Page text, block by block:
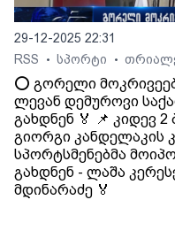
29-12-2025 22:31
RSS
• სპორტი •
⭕️ გორელი
ლევან დემუროვი
გახდნენ 🏅 📌 კიდევ
გიორგი კანდელაკის
სპორტსმენებმა
გახდნენ - ლაშა
მდინარაძე 🏅